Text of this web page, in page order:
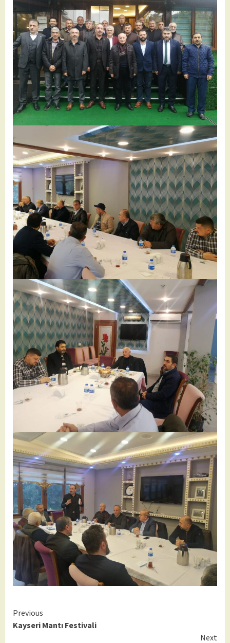
Continue
Reading
Previous
Kayseri Mantı Festivali
Next